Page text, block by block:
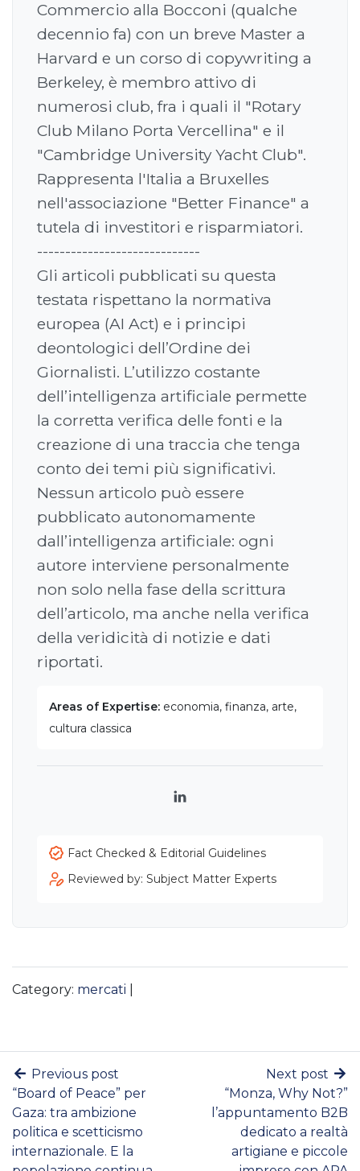
Commercio alla Bocconi (qualche
decennio fa) con un breve Master a
Harvard e un corso di copywriting a
Berkeley, è membro attivo di
numerosi club, fra i quali il "Rotary
Club Milano Porta Vercellina" e il
"Cambridge University Yacht Club".
Rappresenta l'Italia a Bruxelles
nell'associazione "Better Finance" a
tutela di investitori e risparmiatori.
-----------------------------
Gli articoli pubblicati su questa
testata rispettano la normativa
europea (AI Act) e i principi
deontologici dell’Ordine dei
Giornalisti. L’utilizzo costante
dell’intelligenza artificiale permette
la corretta verifica delle fonti e la
creazione di una traccia che tenga
conto dei temi più significativi.
Nessun articolo può essere
pubblicato autonomamente
dall’intelligenza artificiale: ogni
autore interviene personalmente
non solo nella fase della scrittura
dell’articolo, ma anche nella verifica
della veridicità di notizie e dati
riportati.
Areas of Expertise: economia, finanza, arte,
cultura classica
LinkedIn
Fact Checked & Editorial Guidelines
Reviewed by: Subject Matter Experts
Category: mercati
Previous post
“Board of Peace” per
Gaza: tra ambizione
politica e scetticismo
internazionale. E la
Next post
“Monza, Why Not?”
l’appuntamento B2B
dedicato a realtà
artigiane e piccole